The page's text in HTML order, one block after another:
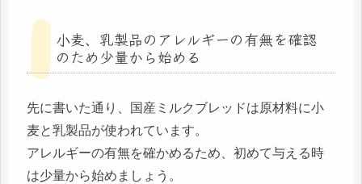
小麦、乳製品のアレルギーの有無を確認
のため少量から始める
先に書いた通り、国産ミルクブレッドは原材料に小
麦と乳製品が使われています。
アレルギーの有無を確かめるため、初めて与える時
は少量から始めましょう。